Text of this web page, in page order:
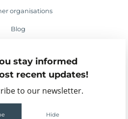
stay informed
recent updates!
to our newsletter.
Hide
organisations
Blog
Events